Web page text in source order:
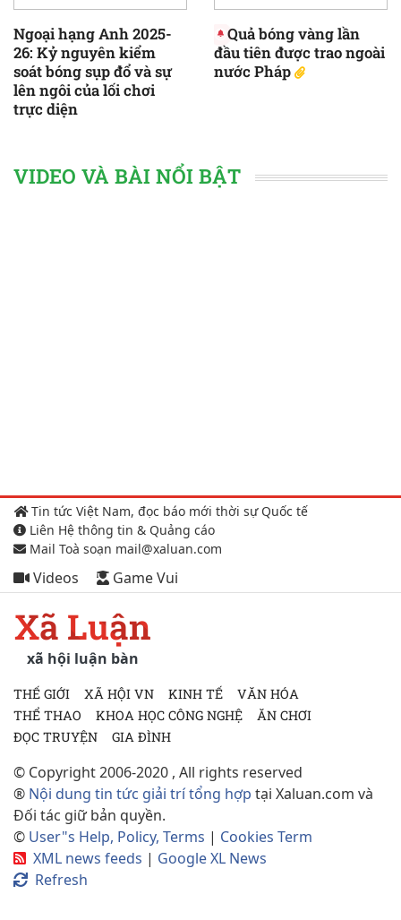
Ngoại hạng Anh 2025-
26: Kỷ nguyên kiểm
soát bóng sụp đổ và sự
lên ngôi của lối chơi
trực diện
đầu tiên được trao ngoài
nước Pháp
VIDEO VÀ BÀI NỔI BẬT
Tin tức Việt Nam, đọc báo mới thời sự Quốc tế
Liên Hệ thông tin & Quảng cáo
Mail Toà soạn mail@xaluan.com
Videos Game Vui
Xã Luận
xã hội luận bàn
THẾ GIỚI XÃ HỘI VN KINH TẾ
VĂN HÓA
THỂ THAO
KHOA HỌC CÔNG NGHỆ
ĂN CHƠI
ĐỌC TRUYỆN
GIA ĐÌNH
© Copyright 2006-2020 , All rights reserved
® Nội dung tin tức giải trí tổng hợp tại Xaluan.com và
Đối tác giữ bản quyền.
© User"s Help, Policy, Terms | Cookies Term
XML news feeds | Google XL News
Refresh